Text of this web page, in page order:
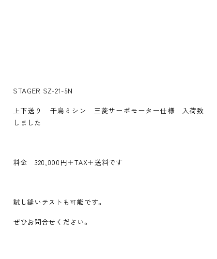
STAGER SZ-21-5N
上下送り 千鳥ミシン 三菱サーボモーター仕様 入荷致
しました
料金 320,000円＋TAX＋送料です
試し縫いテストも可能です。
ぜひお問合せください。